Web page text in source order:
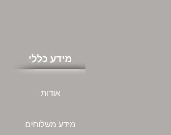
מידע כללי
אודות
מידע משלוחים